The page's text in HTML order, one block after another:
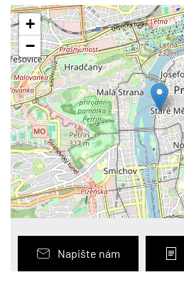
+
−
Napište nám